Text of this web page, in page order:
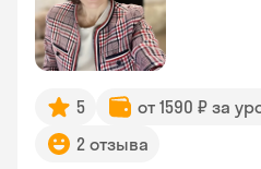
5 от 1590 ₽ за
2 отзыва